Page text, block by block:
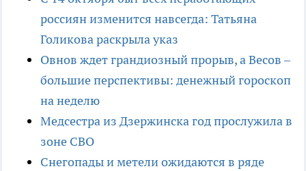
россиян изменится навсегда: Татьяна
Голикова раскрыла указ
Овнов ждет грандиозный прорыв, а Весов –
большие перспективы: денежный гороскоп
на неделю
Медсестра из Дзержинска год прослужила в
зоне СВО
Снегопады и метели ожидаются в ряде